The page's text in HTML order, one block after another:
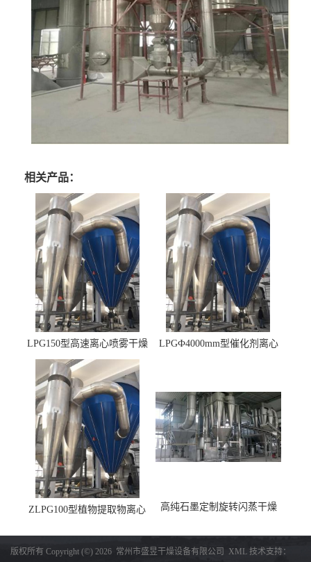
相关产品：
LPG150型高速离心喷雾干燥
机 φ2.85m
LPGФ4000mm型催化剂离心
ZLPG100型植物提取物离心
高纯石墨定制旋转闪蒸干燥
版权所有 Copyright (©) 2026 常州市盛昱干燥设备有限公司 XML 技术支持：